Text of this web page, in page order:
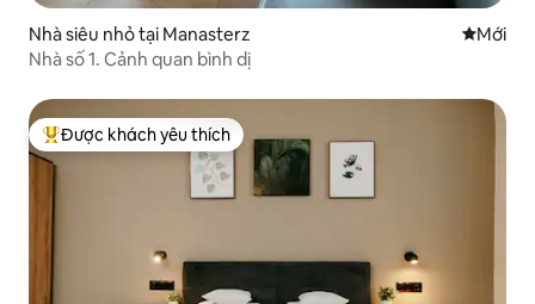
Nhà siêu nhỏ tại Manasterz Nơi ở
Mới
Nhà số 1. Cảnh quan bình dị
Được khách yêu thích nhất
Được khách yêu thích